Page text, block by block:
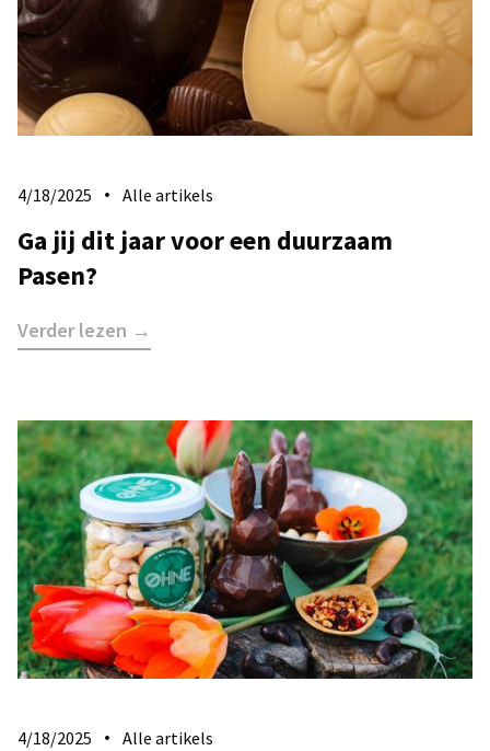
4/18/2025 Alle artikels
Ga jij dit jaar voor een duurzaam
Pasen?
Verder lezen →
4/18/2025 Alle artikels